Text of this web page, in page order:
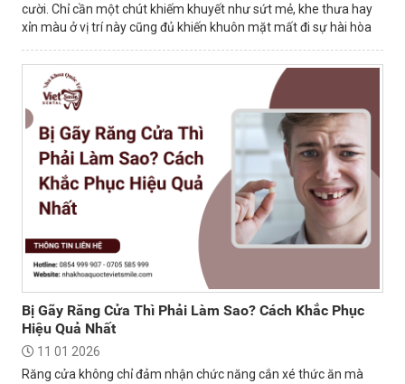
cười. Chỉ cần một chút khiếm khuyết như sứt mẻ, khe thưa hay
xỉn màu ở vị trí này cũng đủ khiến khuôn mặt mất đi sự hài hòa
Bị Gãy Răng Cửa Thì Phải Làm Sao? Cách Khắc Phục
Hiệu Quả Nhất
11 01 2026
Răng cửa không chỉ đảm nhận chức năng cắn xé thức ăn mà